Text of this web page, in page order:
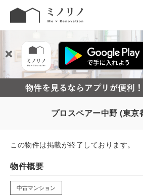
プロスペアー中野 (東京
この物件は掲載が終了しております。
物件概要
中古マンション